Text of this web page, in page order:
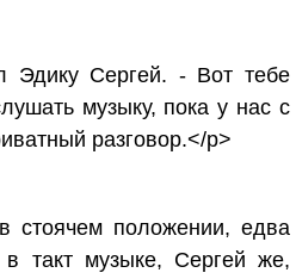
Эдику Сергей. - Вот тебе
музыку, пока у нас с
разговор.</p>
стоячем положении, едва
в такт музыке, Сергей же,